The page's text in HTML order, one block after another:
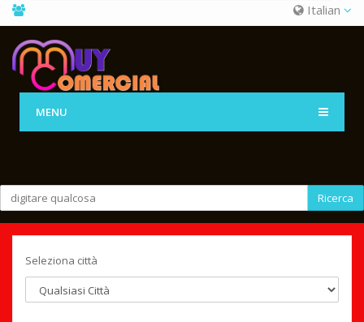
Italian
MENU
Ricerca
Seleziona città